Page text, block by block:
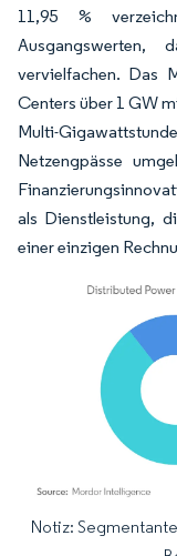
11,95 %
Ausgangswerten,
vervielfachen. Das
Centers über 1 GW
Multi-
Netzengpässe
als Dienstleistung,
einer einzigen
Bild © Mordor
Notiz: